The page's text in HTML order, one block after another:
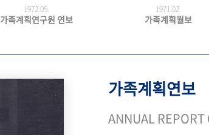
1972.05.
가족계획연구원 연보
1971.02.
가족계획월보
가족계획연보
ANNUAL